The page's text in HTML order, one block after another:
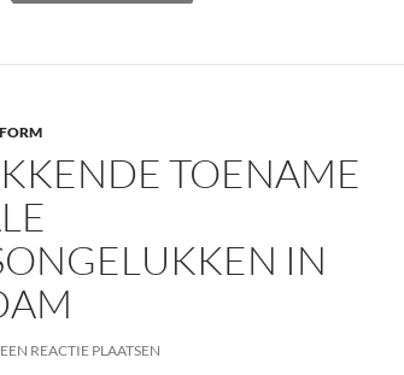
TOENAME
IN
EEN REACTIE PLAATSEN